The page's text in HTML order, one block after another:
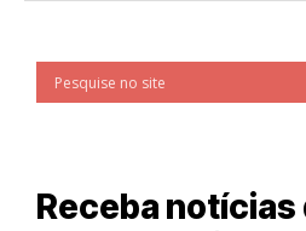
Receba